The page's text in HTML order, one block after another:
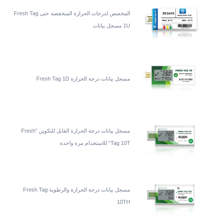
المخصص لدرجات الحرارة المنخفضة حتى Fresh Tag
1U مسجل بيانات
مسجل بيانات درجة الحرارة Fresh Tag 1D
مسجل بيانات درجة الحرارة القابل للتكوين ”Fresh
Tag 10T“ للاستخدام مرة واحدة
مسجل بيانات درجة الحرارة والرطوبة Fresh Tag
10TH